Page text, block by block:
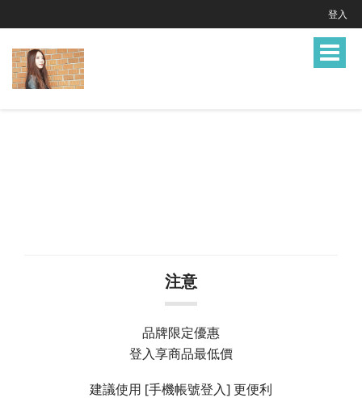
登入
Toggle
注意
品牌限定優惠
登入享商品最低價
建議使用 [手機帳號登入] 更便利